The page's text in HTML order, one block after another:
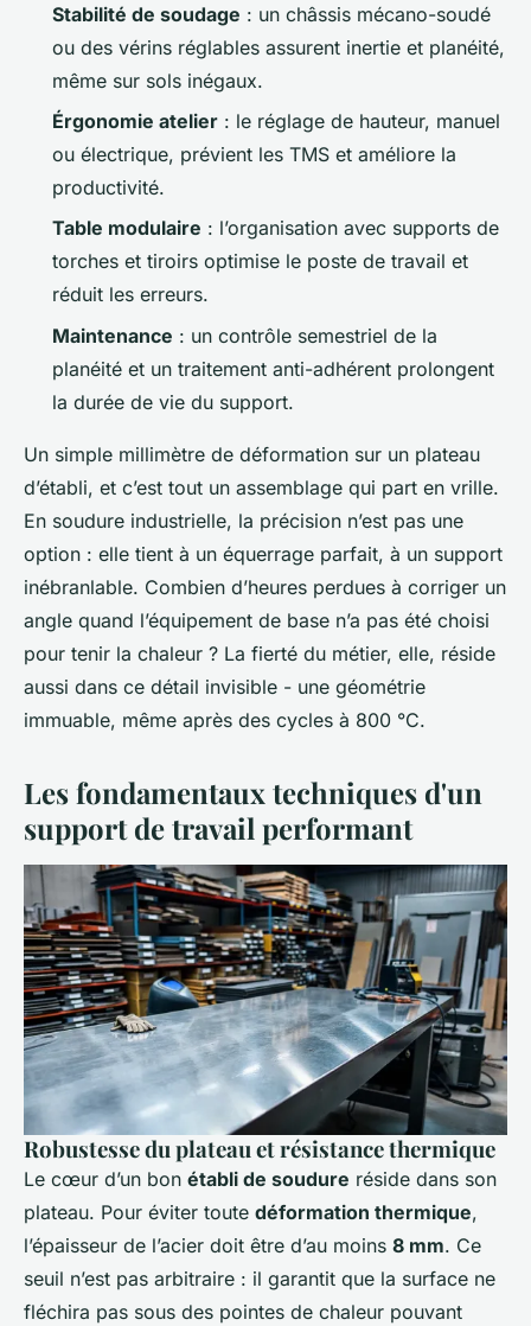
Stabilité de soudage : un châssis mécano-soudé
ou des vérins réglables assurent inertie et planéité,
même sur sols inégaux.
Érgonomie atelier : le réglage de hauteur, manuel
ou électrique, prévient les TMS et améliore la
productivité.
Table modulaire : l’organisation avec supports de
torches et tiroirs optimise le poste de travail et
réduit les erreurs.
Maintenance : un contrôle semestriel de la
planéité et un traitement anti-adhérent prolongent
la durée de vie du support.
Un simple millimètre de déformation sur un plateau
d’établi, et c’est tout un assemblage qui part en vrille.
En soudure industrielle, la précision n’est pas une
option : elle tient à un équerrage parfait, à un support
inébranlable. Combien d’heures perdues à corriger un
angle quand l’équipement de base n’a pas été choisi
pour tenir la chaleur ? La fierté du métier, elle, réside
aussi dans ce détail invisible - une géométrie
immuable, même après des cycles à 800 °C.
Les fondamentaux techniques d'un
support de travail performant
Robustesse du plateau et résistance thermique
Le cœur d’un bon établi de soudure réside dans son
plateau. Pour éviter toute déformation thermique,
l’épaisseur de l’acier doit être d’au moins 8 mm. Ce
seuil n’est pas arbitraire : il garantit que la surface ne
fléchira pas sous des pointes de chaleur pouvant